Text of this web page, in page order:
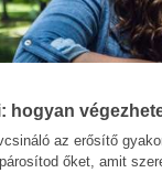
hogyan
az erősítő
őket, amit